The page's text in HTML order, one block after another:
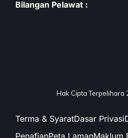
Bilangan Pelawat :
Hak Cipta Terpelihara
Terma & SyaratDasar Privasi
PenafianPeta LamanMaklum